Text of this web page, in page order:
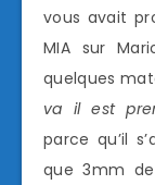
vous avait
MIA sur
quelques
va il est
parce qu’il
que 3mm